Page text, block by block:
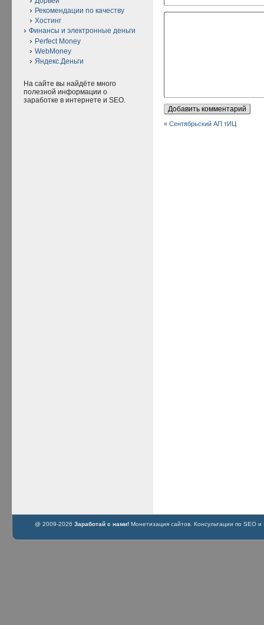
«Сентябрьский АП тИЦ
Рекомендации по качеству
Хостинг
Финансы и электронные деньги
Perfect Money
WebMoney
Яндекс.Деньги
На сайте вы найдёте много
полезной информации о
заработке в интернете и SEO.
@ 2009-2026 Заработай с нами! Монетизация сайтов. Консультации по SEO